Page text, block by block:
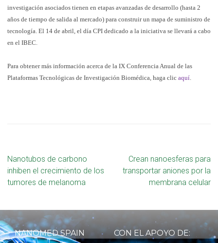
investigación asociados tienen en etapas avanzadas de desarrollo (hasta 2
años de tiempo de salida al mercado) para construir un mapa de suministro de
tecnología. El 14 de abril, el día CPI dedicado a la iniciativa se llevará a cabo
en el IBEC.
Para obtener más información acerca de la IX Conferencia Anual de las
Plataformas Tecnológicas de Investigación Biomédica, haga clic aquí.
Nanotubos de carbono
inhiben el crecimiento de los
tumores de melanoma
Crean nanoesferas para
transportar aniones por la
membrana celular
NANOMED SPAIN CON EL APOYO DE: